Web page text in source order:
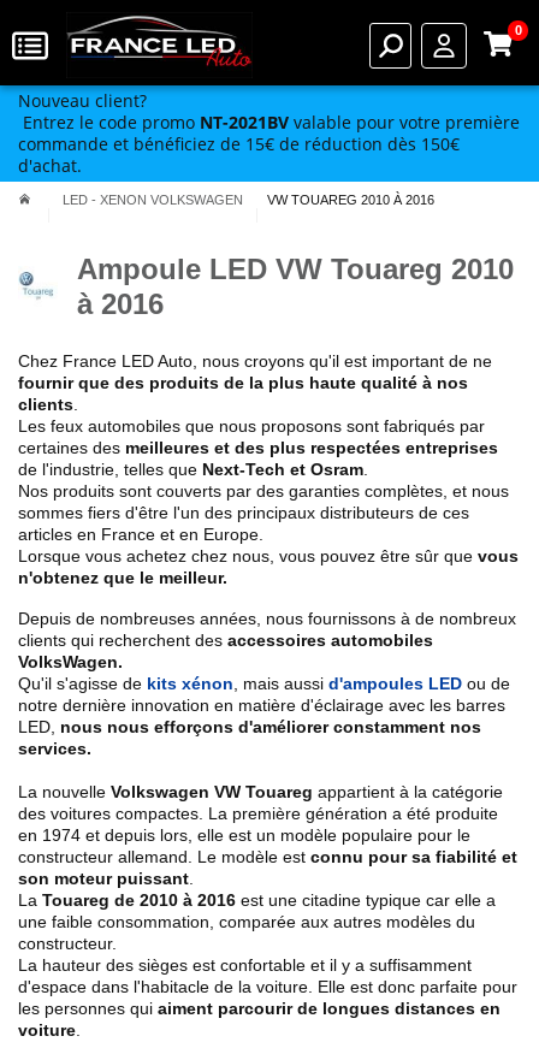
0
Nouveau client?
Entrez le code promo NT-2021BV valable pour votre première
commande et bénéficiez de 15€ de réduction dès 150€
d'achat.
LED - XENON VOLKSWAGEN VW TOUAREG 2010 À 2016
Ampoule LED VW Touareg 2010
à 2016
Chez France LED Auto, nous croyons qu'il est important de ne
fournir que des produits de la plus haute qualité à nos
clients
Les feux automobiles que nous proposons sont fabriqués par
certaines des meilleures et des plus respectées entreprises
de l'industrie, telles que Next-Tech et Osram
Nos produits sont couverts par des garanties complètes, et nous
sommes fiers d'être l'un des principaux distributeurs de ces
articles en France et en Europe.
Lorsque vous achetez chez nous, vous pouvez être sûr que vous
n'obtenez que le meilleur.
Depuis de nombreuses années, nous fournissons à de nombreux
clients qui recherchent des accessoires automobiles
VolksWagen.
Qu'il s'agisse de kits xénon , mais aussi d'ampoules LED ou de
notre dernière innovation en matière d'éclairage avec les barres
LED, nous nous efforçons d'améliorer constamment nos
services.
La nouvelle Volkswagen VW Touareg appartient à la catégorie
des voitures compactes. La première génération a été produite
en 1974 et depuis lors, elle est un modèle populaire pour le
constructeur allemand. Le modèle est connu pour sa fiabilité et
son moteur puissant
La Touareg de 2010 à 2016 est une citadine typique car elle a
une faible consommation, comparée aux autres modèles du
constructeur.
La hauteur des sièges est confortable et il y a suffisamment
d'espace dans l'habitacle de la voiture. Elle est donc parfaite pour
les personnes qui aiment parcourir de longues distances en
voiture